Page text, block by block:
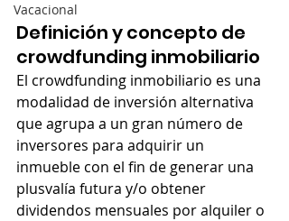
Vacacional
Definición y concepto de
crowdfunding inmobiliario
El crowdfunding inmobiliario es una
modalidad de inversión alternativa
que agrupa a un gran número de
inversores para adquirir un
inmueble con el fin de generar una
plusvalía futura y/o obtener
dividendos mensuales por alquiler o